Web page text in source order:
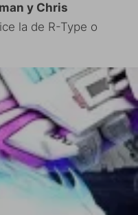
y Chris
la de R-Type o